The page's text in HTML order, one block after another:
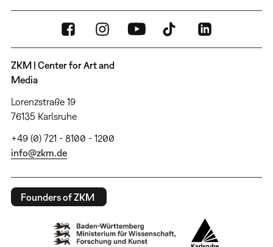
ZKM | Center for Art and
Media
Lorenzstraße 19
76135 Karlsruhe
+49 (0) 721 - 8100 - 1200
info@zkm.de
Founders of ZKM